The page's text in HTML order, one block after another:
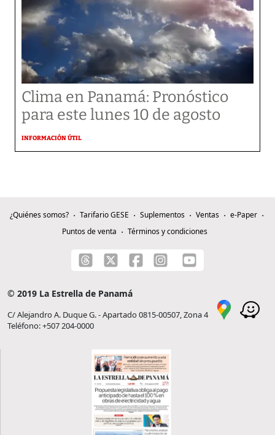
Clima en Panamá: Pronóstico
para este lunes 10 de agosto
INFORMACIÓN ÚTIL
¿Quiénes somos? Tarifario GESE Suplementos Ventas
e-Paper
Puntos de venta
Términos y condiciones
© 2019 La Estrella de Panamá
C/ Alejandro A. Duque G. - Apartado 0815-00507, Zona 4
Teléfono: +507 204-0000